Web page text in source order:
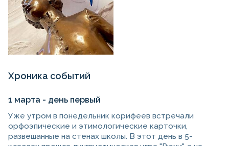
Хроника событий
1 марта - день первый
Уже утром в понедельник корифеев встречали
орфоэпические и этимологические карточки,
развешанные на стенах школы. В этот день в 5-